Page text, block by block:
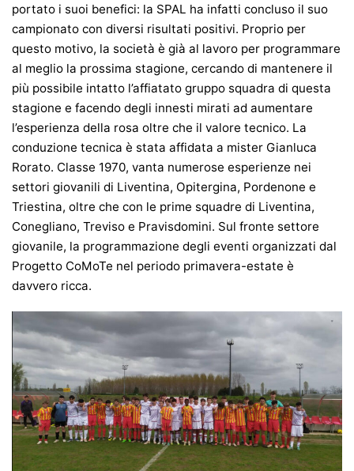
portato i suoi benefici: la SPAL ha infatti concluso il suo
campionato con diversi risultati positivi. Proprio per
questo motivo, la società è già al lavoro per programmare
al meglio la prossima stagione, cercando di mantenere il
più possibile intatto l’affiatato gruppo squadra di questa
stagione e facendo degli innesti mirati ad aumentare
l’esperienza della rosa oltre che il valore tecnico. La
conduzione tecnica è stata affidata a mister Gianluca
Rorato. Classe 1970, vanta numerose esperienze nei
settori giovanili di Liventina, Opitergina, Pordenone e
Triestina, oltre che con le prime squadre di Liventina,
Conegliano, Treviso e Pravisdomini. Sul fronte settore
giovanile, la programmazione degli eventi organizzati dal
Progetto CoMoTe nel periodo primavera-estate è
davvero ricca.